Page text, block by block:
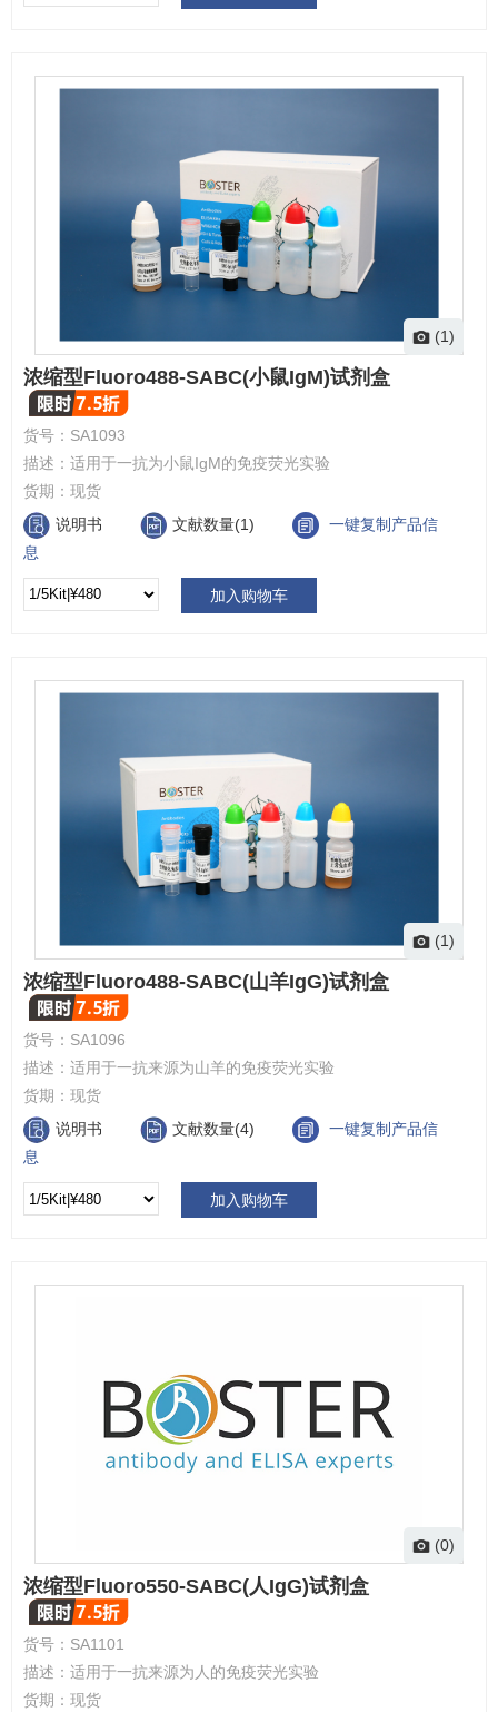
(1)
浓缩型Fluoro488-SABC(小鼠IgM)试剂盒
货号： SA1093
描述： 适用于一抗为小鼠IgM的免疫荧光实验
货期： 现货
说明书
文献数量(1)
一键复制产品信
息
加入购物车
(1)
浓缩型Fluoro488-SABC(山羊IgG)试剂盒
货号： SA1096
描述： 适用于一抗来源为山羊的免疫荧光实验
货期： 现货
说明书
文献数量(4)
一键复制产品信
息
加入购物车
(0)
浓缩型Fluoro550-SABC(人IgG)试剂盒
货号： SA1101
描述： 适用于一抗来源为人的免疫荧光实验
货期： 现货